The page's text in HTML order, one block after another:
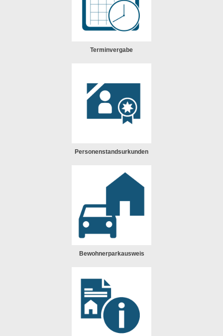
Terminvergabe
Personenstandsurkunden
Bewohnerparkausweis